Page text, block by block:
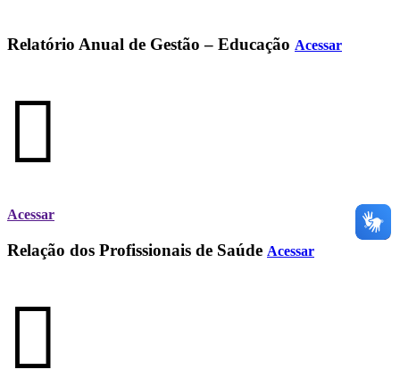
Relatório Anual de Gestão – Educação Acessar
Acessar
Relação dos Profissionais de Saúde Acessar